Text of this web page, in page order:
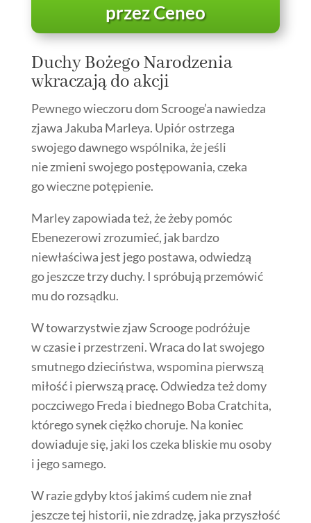
przez Ceneo
Duchy Bożego Narodzenia
wkraczają do akcji
Pewnego wieczoru dom Scrooge’a nawiedza
zjawa Jakuba Marleya. Upiór ostrzega
swojego dawnego wspólnika, że jeśli
nie zmieni swojego postępowania, czeka
go wieczne potępienie.
Marley zapowiada też, że żeby pomóc
Ebenezerowi zrozumieć, jak bardzo
niewłaściwa jest jego postawa, odwiedzą
go jeszcze trzy duchy. I spróbują przemówić
mu do rozsądku.
W towarzystwie zjaw Scrooge podróżuje
w czasie i przestrzeni. Wraca do lat swojego
smutnego dzieciństwa, wspomina pierwszą
miłość i pierwszą pracę. Odwiedza też domy
poczciwego Freda i biednego Boba Cratchita,
którego synek ciężko choruje. Na koniec
dowiaduje się, jaki los czeka bliskie mu osoby
i jego samego.
W razie gdyby ktoś jakimś cudem nie znał
jeszcze tej historii, nie zdradzę, jaka przyszłość